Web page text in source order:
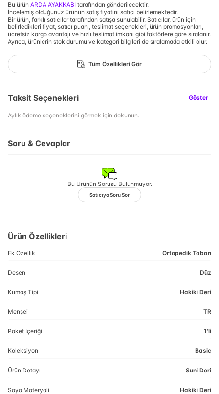
Bu ürün ARDA AYAKKABI tarafından gönderilecektir.
İncelemiş olduğunuz ürünün satış fiyatını satıcı belirlemektedir.
Bir ürün, farklı satıcılar tarafından satışa sunulabilir. Satıcılar, ürün için
belirledikleri fiyat, satıcı puanı, teslimat seçenekleri, ürün promosyonları,
ücretsiz kargo avantajı ve hızlı teslimat imkanı gibi faktörlere göre sıralanır.
Ayrıca, ürünlerin stok durumu ve kategori bilgileri de sıralamada etkili olur.
Tüm Özellikleri Gör
Taksit Seçenekleri Göster
Aylık ödeme seçeneklerini görmek için dokunun.
Soru & Cevaplar
Bu Ürünün Sorusu Bulunmuyor.
Satıcıya Soru Sor
Ürün Özellikleri
Ek Özellik Ortopedik Taban
Desen Düz
Kumaş Tipi Hakiki Deri
Menşei TR
Paket İçeriği 1'li
Koleksiyon Basic
Ürün Detayı Suni Deri
Saya Materyali Hakiki Deri